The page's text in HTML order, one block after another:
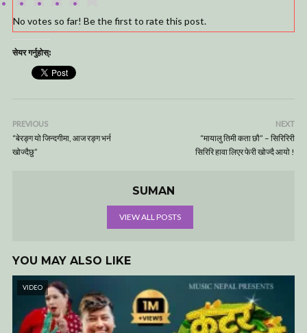
No votes so far! Be the first to rate this post.
सेयर गर्नुहोस्:
PREVIOUS
“बेरङ्ग यो जिन्दगीमा, आज रङ्ग भर्न
खोज्दैछु”
NEXT
“मायालु तिमी कता छौ” – सिरिरिरी
सिरिरि हावा लिएर फेरी खोज्दै आयो !
SUMAN
VIEW ALL POSTS
YOU MAY ALSO LIKE
VIDEO